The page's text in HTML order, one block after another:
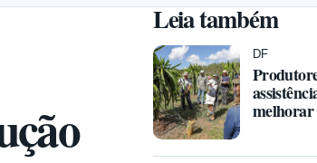
Leia também
DF
melhorar